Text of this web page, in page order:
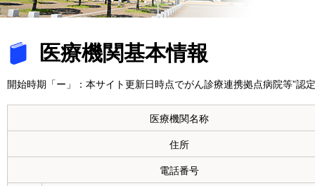
医療機関基本情報
開始時期「ー」：本サイト更新日時点でがん診療連携拠点病院等”認
医療機関名称
住所
電話番号